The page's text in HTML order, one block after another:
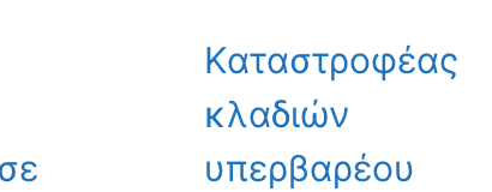
Καταστροφέας
κλαδιών
υπερβαρέου